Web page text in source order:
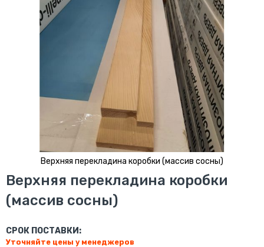
Верхняя перекладина коробки (массив сосны)
Перейти
к
началу
галереи
Верхняя перекладина коробки
(массив сосны)
СРОК ПОСТАВКИ:
Уточняйте цены у менеджеров